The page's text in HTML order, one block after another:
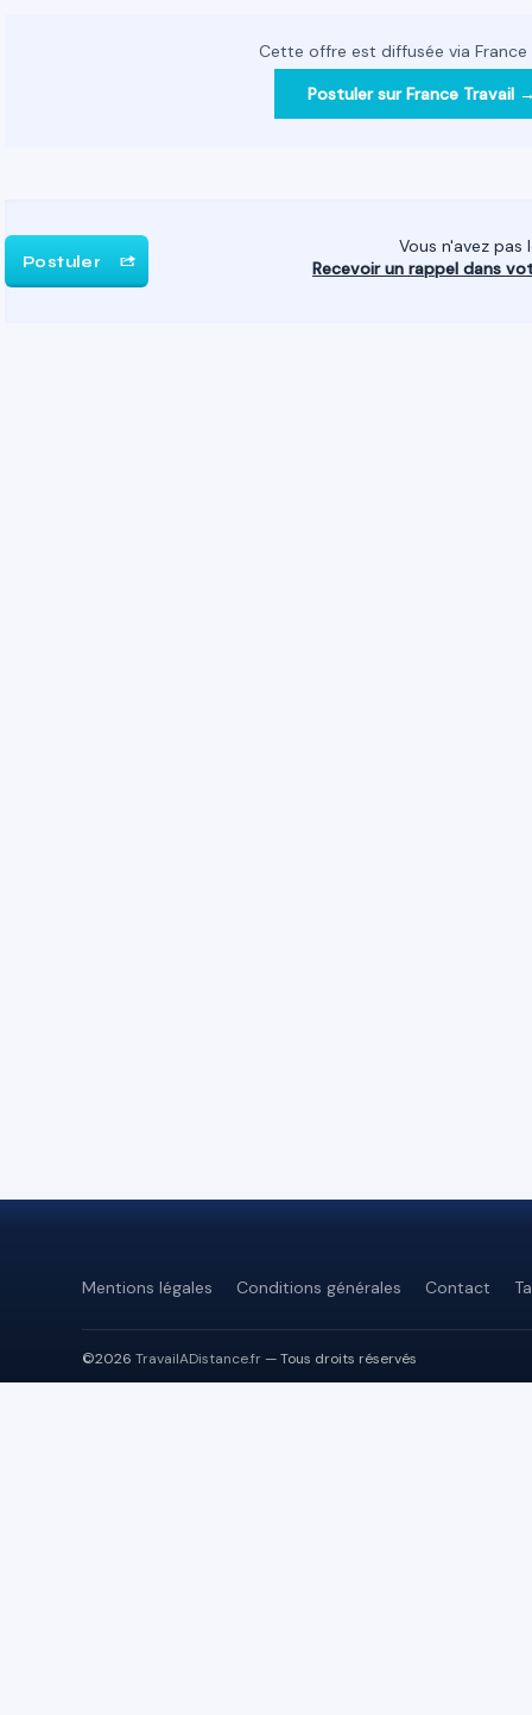
Cette offre est diffusée via France
Postuler sur France Travail
Vous n'avez
Recevoir un rappel dans
Postuler
Mentions légales Conditions générales Contact
©2026 TravailADistance.fr — Tous droits réservés